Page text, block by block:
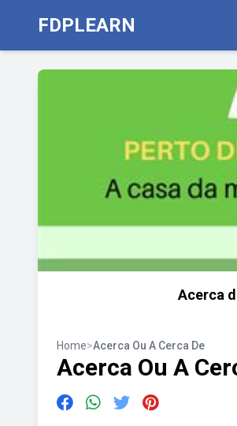
FDPLEARN
Acerca
Home>Acerca Ou A Cerca De
Acerca Ou A